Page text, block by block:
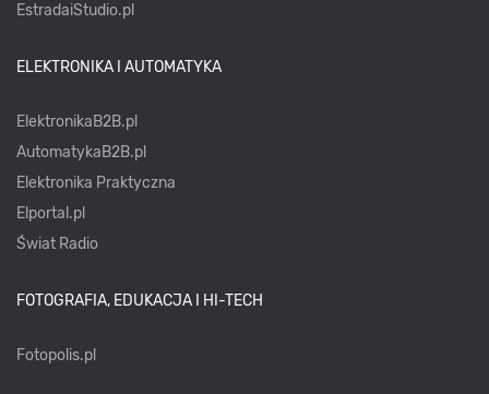
EstradaiStudio.pl
ELEKTRONIKA I AUTOMATYKA
ElektronikaB2B.pl
AutomatykaB2B.pl
Elektronika Praktyczna
Elportal.pl
Świat Radio
FOTOGRAFIA, EDUKACJA I HI-TECH
Fotopolis.pl